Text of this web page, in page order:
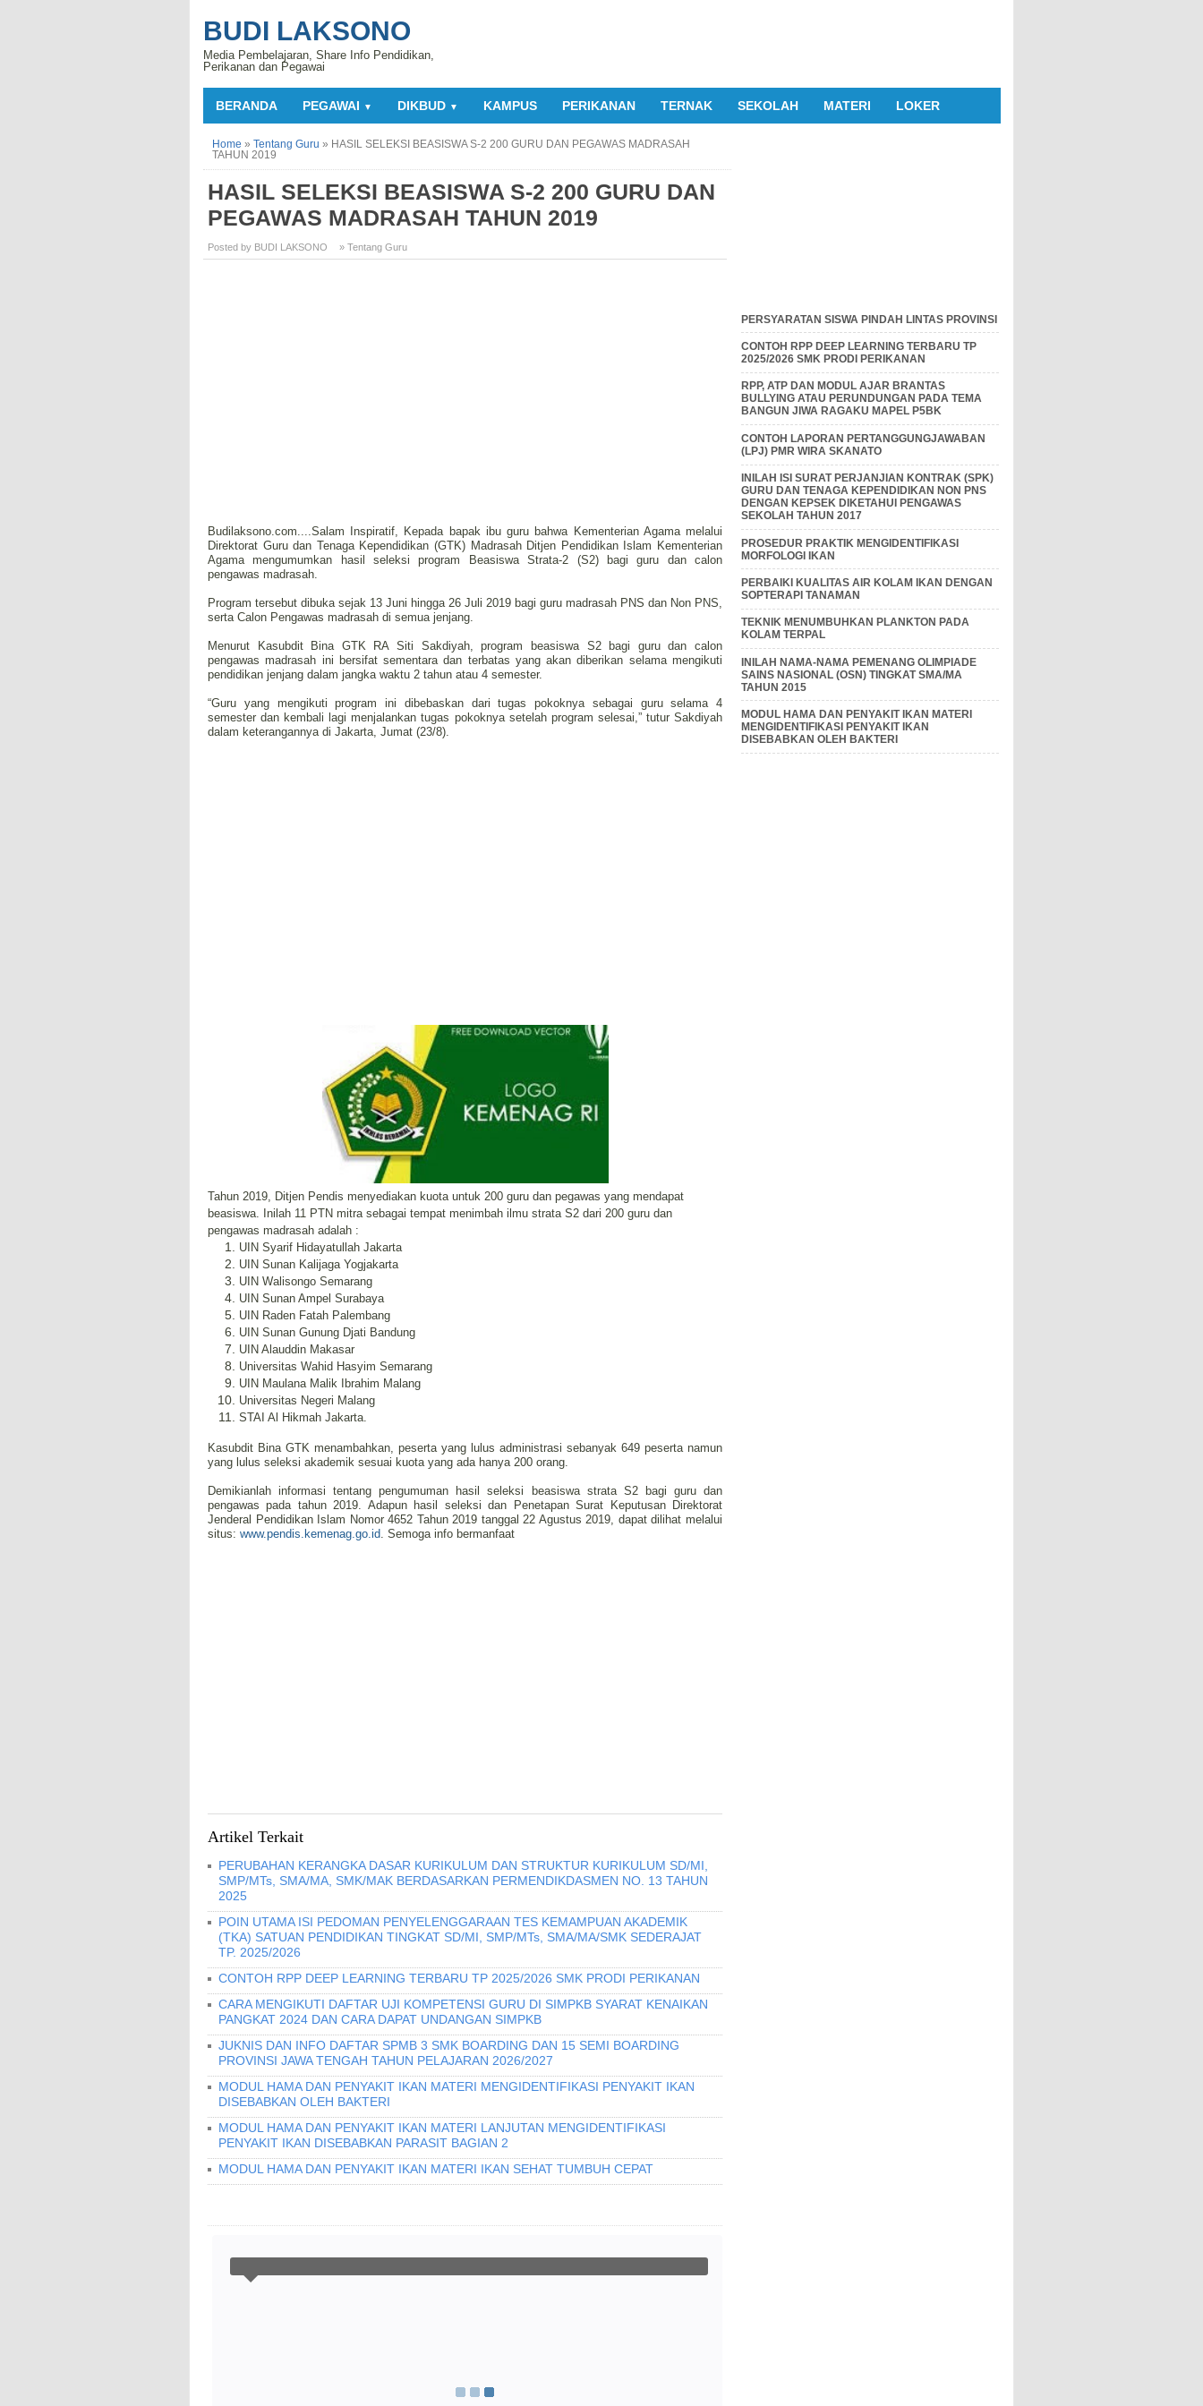
BUDI LAKSONO
Media Pembelajaran, Share Info Pendidikan,
Perikanan dan Pegawai
BERANDA PEGAWAI ▼ DIKBUD ▼ KAMPUS PERIKANAN TERNAK SEKOLAH MATERI LOKER
Home » Tentang Guru » HASIL SELEKSI BEASISWA S-2 200 GURU DAN PEGAWAS MADRASAH
TAHUN 2019
HASIL SELEKSI BEASISWA S-2 200 GURU DAN
PEGAWAS MADRASAH TAHUN 2019
Posted by BUDI LAKSONO » Tentang Guru
Budilaksono.com....Salam Inspiratif, Kepada bapak ibu guru bahwa Kementerian Agama melalui
Direktorat Guru dan Tenaga Kependidikan (GTK) Madrasah Ditjen Pendidikan Islam Kementerian
Agama mengumumkan hasil seleksi program Beasiswa Strata-2 (S2) bagi guru dan calon
pengawas madrasah.
Program tersebut dibuka sejak 13 Juni hingga 26 Juli 2019 bagi guru madrasah PNS dan Non PNS,
serta Calon Pengawas madrasah di semua jenjang.
Menurut Kasubdit Bina GTK RA Siti Sakdiyah, program beasiswa S2 bagi guru dan calon
pengawas madrasah ini bersifat sementara dan terbatas yang akan diberikan selama mengikuti
pendidikan jenjang dalam jangka waktu 2 tahun atau 4 semester.
“Guru yang mengikuti program ini dibebaskan dari tugas pokoknya sebagai guru selama 4
semester dan kembali lagi menjalankan tugas pokoknya setelah program selesai,” tutur Sakdiyah
dalam keterangannya di Jakarta, Jumat (23/8).
Tahun 2019, Ditjen Pendis menyediakan kuota untuk 200 guru dan pegawas yang mendapat
beasiswa. Inilah 11 PTN mitra sebagai tempat menimbah ilmu strata S2 dari 200 guru dan
pengawas madrasah adalah :
UIN Syarif Hidayatullah Jakarta
UIN Sunan Kalijaga Yogjakarta
UIN Walisongo Semarang
UIN Sunan Ampel Surabaya
UIN Raden Fatah Palembang
UIN Sunan Gunung Djati Bandung
UIN Alauddin Makasar
Universitas Wahid Hasyim Semarang
UIN Maulana Malik Ibrahim Malang
Universitas Negeri Malang
STAI Al Hikmah Jakarta.
Kasubdit Bina GTK menambahkan, peserta yang lulus administrasi sebanyak 649 peserta namun
yang lulus seleksi akademik sesuai kuota yang ada hanya 200 orang.
Demikianlah informasi tentang pengumuman hasil seleksi beasiswa strata S2 bagi guru dan
pengawas pada tahun 2019. Adapun hasil seleksi dan Penetapan Surat Keputusan Direktorat
Jenderal Pendidikan Islam Nomor 4652 Tahun 2019 tanggal 22 Agustus 2019, dapat dilihat melalui
situs: www.pendis.kemenag.go.id. Semoga info bermanfaat
Artikel Terkait
PERUBAHAN KERANGKA DASAR KURIKULUM DAN STRUKTUR KURIKULUM SD/MI,
SMP/MTs, SMA/MA, SMK/MAK BERDASARKAN PERMENDIKDASMEN NO. 13 TAHUN
2025
POIN UTAMA ISI PEDOMAN PENYELENGGARAAN TES KEMAMPUAN AKADEMIK
(TKA) SATUAN PENDIDIKAN TINGKAT SD/MI, SMP/MTs, SMA/MA/SMK SEDERAJAT
TP. 2025/2026
CONTOH RPP DEEP LEARNING TERBARU TP 2025/2026 SMK PRODI PERIKANAN
CARA MENGIKUTI DAFTAR UJI KOMPETENSI GURU DI SIMPKB SYARAT KENAIKAN
PANGKAT 2024 DAN CARA DAPAT UNDANGAN SIMPKB
JUKNIS DAN INFO DAFTAR SPMB 3 SMK BOARDING DAN 15 SEMI BOARDING
PROVINSI JAWA TENGAH TAHUN PELAJARAN 2026/2027
MODUL HAMA DAN PENYAKIT IKAN MATERI MENGIDENTIFIKASI PENYAKIT IKAN
DISEBABKAN OLEH BAKTERI
MODUL HAMA DAN PENYAKIT IKAN MATERI LANJUTAN MENGIDENTIFIKASI
PENYAKIT IKAN DISEBABKAN PARASIT BAGIAN 2
MODUL HAMA DAN PENYAKIT IKAN MATERI IKAN SEHAT TUMBUH CEPAT
PERSYARATAN SISWA PINDAH LINTAS PROVINSI
CONTOH RPP DEEP LEARNING TERBARU TP
2025/2026 SMK PRODI PERIKANAN
RPP, ATP DAN MODUL AJAR BRANTAS
BULLYING ATAU PERUNDUNGAN PADA TEMA
BANGUN JIWA RAGAKU MAPEL P5BK
CONTOH LAPORAN PERTANGGUNGJAWABAN
(LPJ) PMR WIRA SKANATO
INILAH ISI SURAT PERJANJIAN KONTRAK (SPK)
GURU DAN TENAGA KEPENDIDIKAN NON PNS
DENGAN KEPSEK DIKETAHUI PENGAWAS
SEKOLAH TAHUN 2017
PROSEDUR PRAKTIK MENGIDENTIFIKASI
MORFOLOGI IKAN
PERBAIKI KUALITAS AIR KOLAM IKAN DENGAN
SOPTERAPI TANAMAN
TEKNIK MENUMBUHKAN PLANKTON PADA
KOLAM TERPAL
INILAH NAMA-NAMA PEMENANG OLIMPIADE
SAINS NASIONAL (OSN) TINGKAT SMA/MA
TAHUN 2015
MODUL HAMA DAN PENYAKIT IKAN MATERI
MENGIDENTIFIKASI PENYAKIT IKAN
DISEBABKAN OLEH BAKTERI